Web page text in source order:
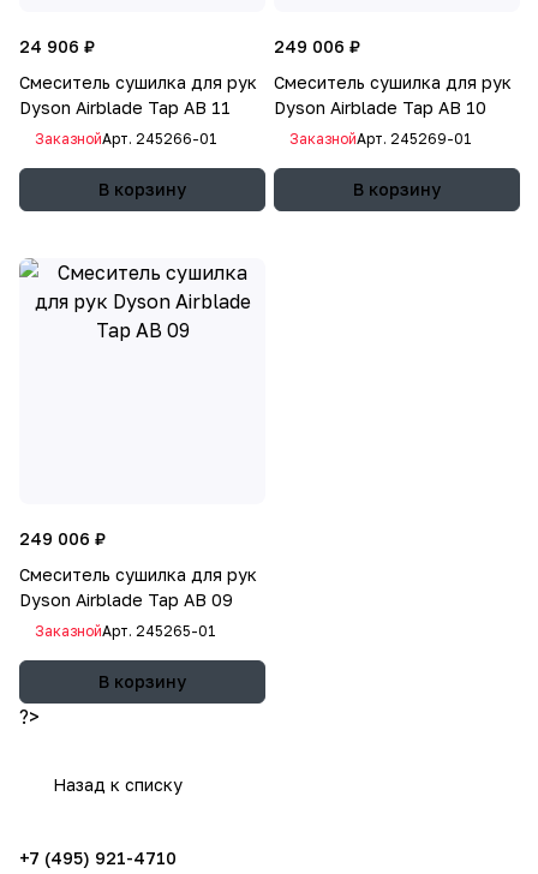
24 906 ₽
Смеситель сушилка для рук
Dyson Airblade Tap AB 11
ЗаказнойАрт. 245266-01
В корзину
249 006 ₽
Смеситель сушилка для рук
Dyson Airblade Tap AB 10
ЗаказнойАрт. 245269-01
В корзину
249 006 ₽
Смеситель сушилка для рук
Dyson Airblade Tap AB 09
ЗаказнойАрт. 245265-01
В корзину
?>
Назад к списку
+7 (495) 921-4710